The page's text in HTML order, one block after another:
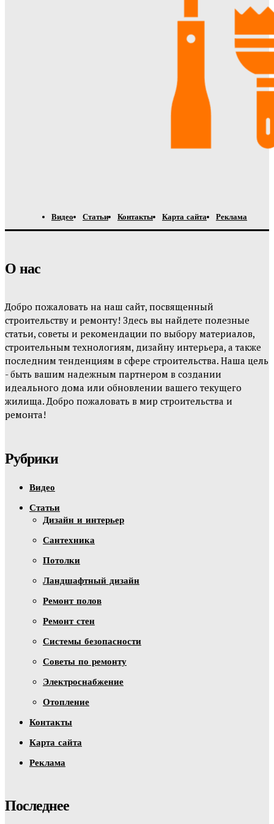
Видео Статьи Контакты Карта сайта Реклама
О нас
Добро пожаловать на наш сайт, посвященный
строительству и ремонту! Здесь вы найдете полезные
статьи, советы и рекомендации по выбору материалов,
строительным технологиям, дизайну интерьера, а также
последним тенденциям в сфере строительства. Наша цель
- быть вашим надежным партнером в создании
идеального дома или обновлении вашего текущего
жилища. Добро пожаловать в мир строительства и
ремонта!
Рубрики
Видео
Статьи
Дизайн и интерьер
Сантехника
Потолки
Ландшафтный дизайн
Ремонт полов
Ремонт стен
Системы безопасности
Советы по ремонту
Электроснабжение
Отопление
Контакты
Карта сайта
Реклама
Последнее